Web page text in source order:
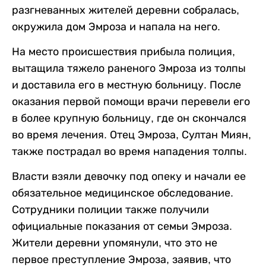
разгневанных жителей деревни собралась,
окружила дом Эмроза и напала на него.
На место происшествия прибыла полиция,
вытащила тяжело раненого Эмроза из толпы
и доставила его в местную больницу. После
оказания первой помощи врачи перевели его
в более крупную больницу, где он скончался
во время лечения. Отец Эмроза, Султан Миян,
также пострадал во время нападения толпы.
Власти взяли девочку под опеку и начали ее
обязательное медицинское обследование.
Сотрудники полиции также получили
официальные показания от семьи Эмроза.
Жители деревни упомянули, что это не
первое преступление Эмроза, заявив, что